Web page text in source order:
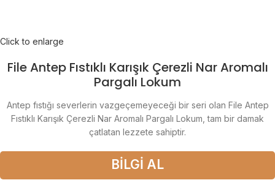
Click to enlarge
File Antep Fıstıklı Karışık Çerezli Nar Aromalı
Pargalı Lokum
Antep fıstığı severlerin vazgeçemeyeceği bir seri olan File Antep
Fıstıklı Karışık Çerezli Nar Aromalı Pargalı Lokum, tam bir damak
çatlatan lezzete sahiptir.
BİLGİ AL